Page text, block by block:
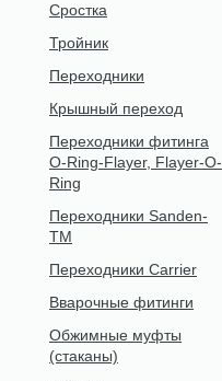
Сростка
Тройник
Переходники
Крышный переход
Переходники фитинга
O-Ring-Flayer, Flayer-O-
Ring
Переходники Sanden-
TM
Переходники Carrier
Вварочные фитинги
Обжимные муфты
(стаканы)